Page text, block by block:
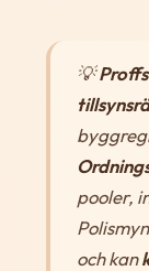
💡
pooler,
och kan